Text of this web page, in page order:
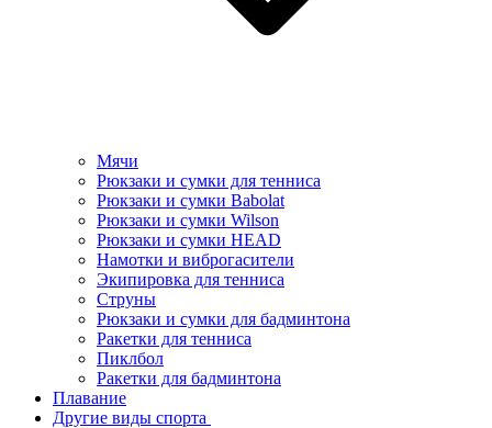
Мячи
Рюкзаки и сумки для тенниса
Рюкзаки и сумки Babolat
Рюкзаки и сумки Wilson
Рюкзаки и сумки HEAD
Намотки и виброгасители
Экипировка для тенниса
Струны
Рюкзаки и сумки для бадминтона
Ракетки для тенниса
Пиклбол
Ракетки для бадминтона
Плавание
Другие виды спорта